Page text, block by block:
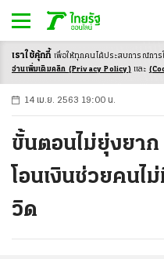
-ก ก ก+
14 เม.ย. 2563 19:00 น.
ขั้นตอนไม่ยุ่งยา
โอนเงินช่วยคนไ
วิด
เราใช้คุ้กกี้ เพื่อให้ทุกคนได้ประสบการณ์กา
อ่านเพิ่มเติมคลิก (Privacy Policy) และ